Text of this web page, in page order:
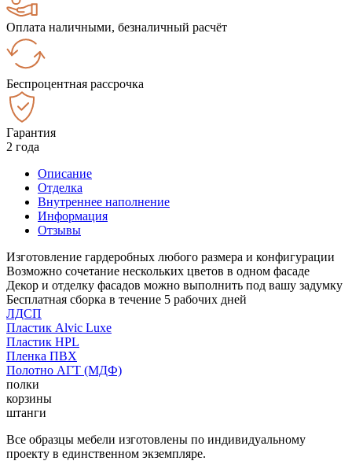
Оплата наличными, безналичный расчёт
Беспроцентная рассрочка
Гарантия
2 года
Описание
Отделка
Внутреннее наполнение
Информация
Отзывы
Изготовление гардеробных любого размера и конфигурации
Возможно сочетание нескольких цветов в одном фасаде
Декор и отделку фасадов можно выполнить под вашу задумку
Бесплатная сборка в течение 5 рабочих дней
ЛДСП
Пластик Alvic Luxe
Пластик HPL
Пленка ПВХ
Полотно АГТ (МДФ)
полки
корзины
штанги
Все образцы мебели изготовлены по индивидуальному
проекту в единственном экземпляре.